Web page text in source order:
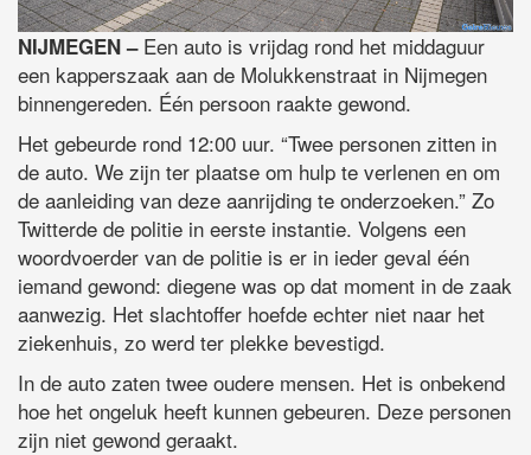
NIJMEGEN –Een auto is vrijdag rond het middaguur
een kapperszaak aan de Molukkenstraat in Nijmegen
binnengereden. Één persoon raakte gewond.
Het gebeurde rond 12:00 uur. “Twee personen zitten in
de auto. We zijn ter plaatse om hulp te verlenen en om
de aanleiding van deze aanrijding te onderzoeken.” Zo
Twitterde de politie in eerste instantie. Volgens een
woordvoerder van de politie is er in ieder geval één
iemand gewond: diegene was op dat moment in de zaak
aanwezig. Het slachtoffer hoefde echter niet naar het
ziekenhuis, zo werd ter plekke bevestigd.
In de auto zaten twee oudere mensen. Het is onbekend
hoe het ongeluk heeft kunnen gebeuren. Deze personen
zijn niet gewond geraakt.